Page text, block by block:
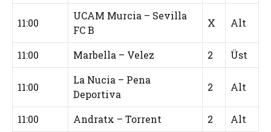
11:00
UCAM Murcia – Sevilla
FC B
X Alt
11:00 Marbella – Velez 2 Üst
11:00
La Nucia – Pena
Deportiva
2 Alt
11:00 Andratx – Torrent 2 Alt